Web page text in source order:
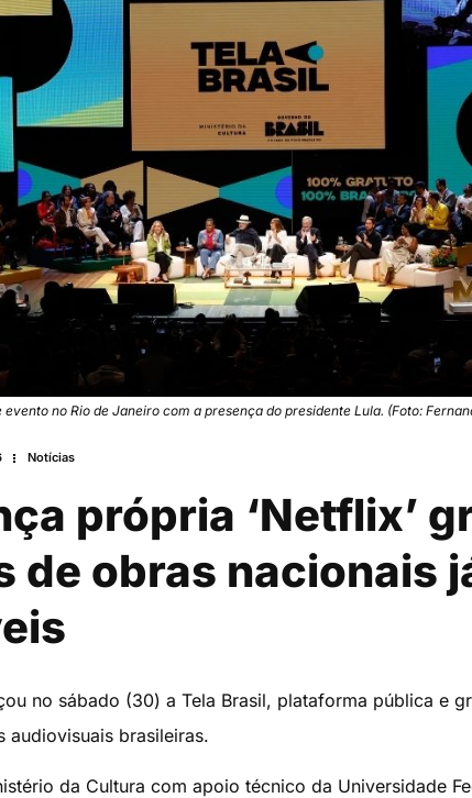
no Rio de Janeiro com a presença do presidente Lula. (Foto:
Notícias
própria ‘Netflix’
de obras nacionais
no sábado (30) a Tela Brasil, plataforma pública e
brasileiras.
da Cultura com apoio técnico da Universidade